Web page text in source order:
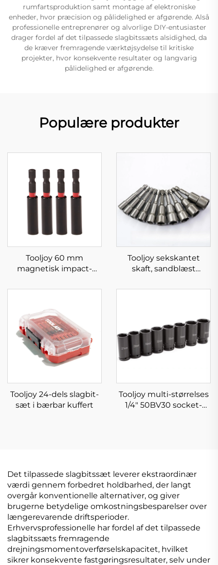
rumfartsproduktion samt montage af elektroniske
enheder, hvor præcision og pålidelighed er afgørende. Alså
professionelle entreprenører og alvorlige DIY-entusiaster
drager fordel af det tilpassede slagbitssæts alsidighed, da
de kræver fremragende værktøjsydelse til kritiske
projekter, hvor konsekvente resultater og langvarig
pålidelighed er afgørende.
Populære produkter
Tooljoy 60 mm
magnetisk impact-
Tooljoy sekskantet
skaft, sandblæst
soklesæt med stærk
Tooljoy 24-dels slagbit-
sæt i bærbar kuffert
Tooljoy multi-størrelses
1/4" 50BV30 socket-
Det tilpassede slagbitssæt leverer ekstraordinær
værdi gennem forbedret holdbarhed, der langt
overgår konventionelle alternativer, og giver
brugerne betydelige omkostningsbesparelser over
længerevarende driftsperioder.
Erhvervsprofessionelle har fordel af det tilpassede
slagbitssæts fremragende
drejningsmomentoverførselskapacitet, hvilket
sikrer konsekvente fastgøringsresultater, selv under